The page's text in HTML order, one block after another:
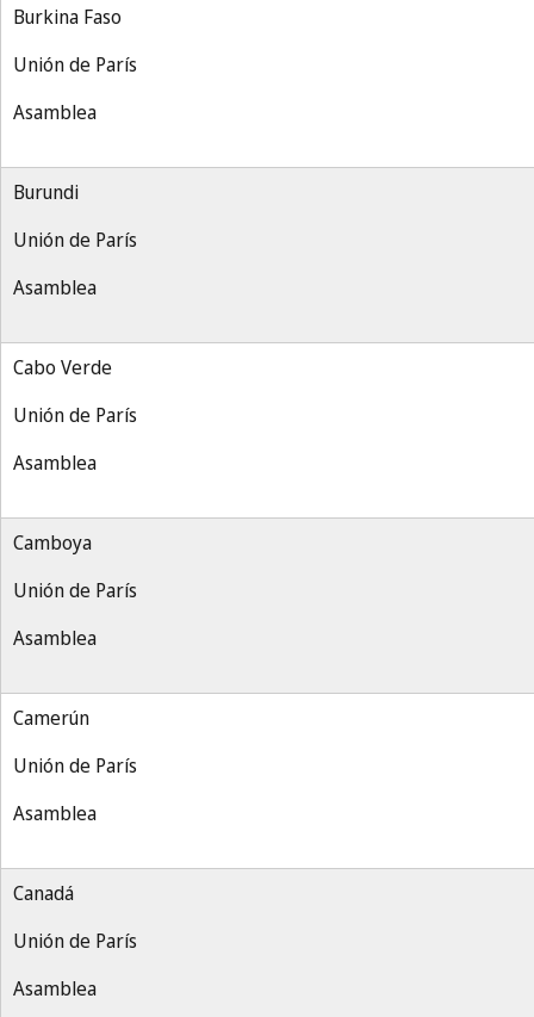
Burkina Faso
Unión de París
Asamblea
Burundi
Unión de París
Asamblea
Cabo Verde
Unión de París
Asamblea
Camboya
Unión de París
Asamblea
Camerún
Unión de París
Asamblea
Canadá
Unión de París
Asamblea